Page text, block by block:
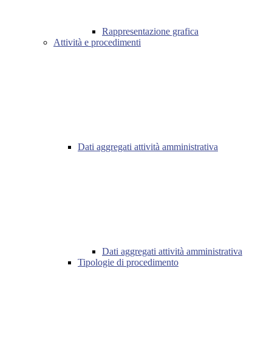
Rappresentazione grafica
Attività e procedimenti
Dati aggregati attività amministrativa
Dati aggregati attività amministrativa
Tipologie di procedimento